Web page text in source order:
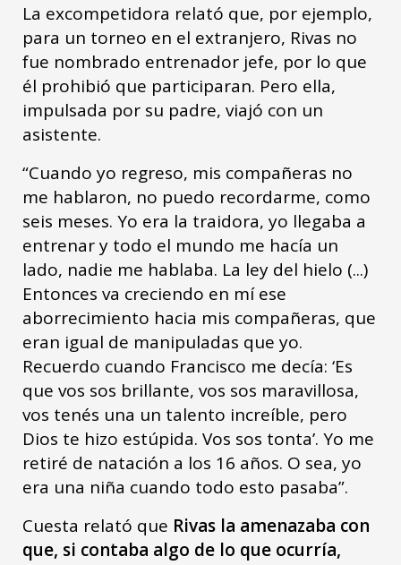
La excompetidora relató que, por ejemplo,
para un torneo en el extranjero, Rivas no
fue nombrado entrenador jefe, por lo que
él prohibió que participaran. Pero ella,
impulsada por su padre, viajó con un
asistente.
“Cuando yo regreso, mis compañeras no
me hablaron, no puedo recordarme, como
seis meses. Yo era la traidora, yo llegaba a
entrenar y todo el mundo me hacía un
lado, nadie me hablaba. La ley del hielo (...)
Entonces va creciendo en mí ese
aborrecimiento hacia mis compañeras, que
eran igual de manipuladas que yo.
Recuerdo cuando Francisco me decía: ‘Es
que vos sos brillante, vos sos maravillosa,
vos tenés una un talento increíble, pero
Dios te hizo estúpida. Vos sos tonta’. Yo me
retiré de natación a los 16 años. O sea, yo
era una niña cuando todo esto pasaba”.
Cuesta relató que Rivas la amenazaba con
que, si contaba algo de lo que ocurría,